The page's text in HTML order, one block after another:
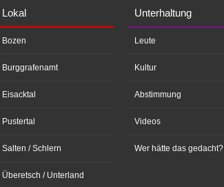
Lokal
Bozen
Burggrafenamt
Eisacktal
Pustertal
Salten / Schlern
Überetsch / Unterland
Unterhaltung
Leute
Kultur
Abstimmung
Videos
Wer hätte das gedacht?